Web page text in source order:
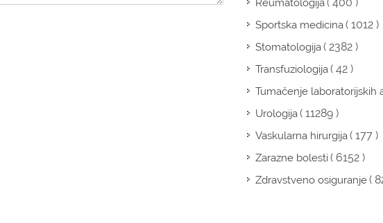
Reumatologija
Sportska medicina( 1012 )
Stomatologija( 2382 )
Transfuziologija( 42 )
Tumačenje laboratorijskih
Urologija( 11289 )
Vaskularna hirurgija( 177 )
Zarazne bolesti( 6152 )
Zdravstveno osiguranje(